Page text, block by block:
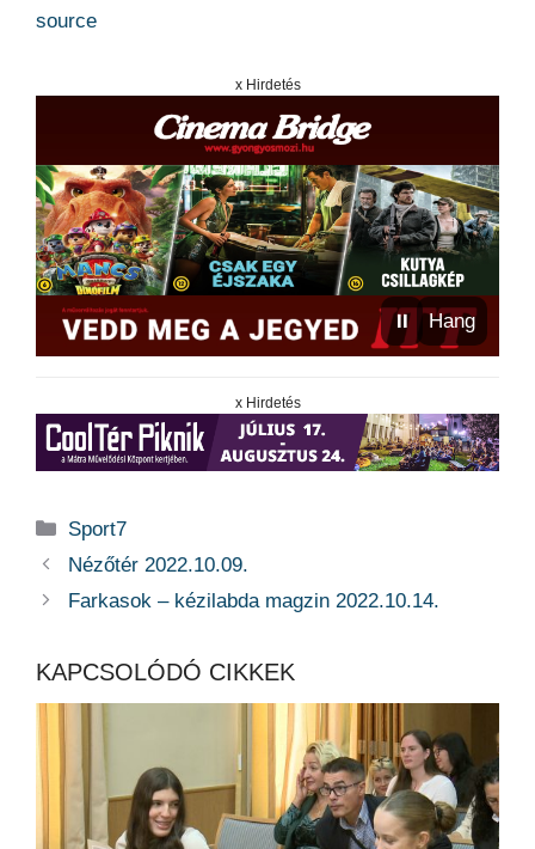
source
x Hirdetés
⏸ Hang
x Hirdetés
Kategória
Sport7
Nézőtér 2022.10.09.
Farkasok – kézilabda magzin 2022.10.14.
KAPCSOLÓDÓ CIKKEK